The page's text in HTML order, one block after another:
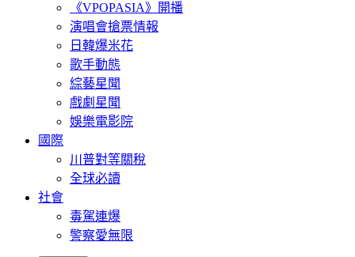
《VPOPASIA》開播
演唱會搶票情報
日韓爆米花
歌手動態
綜藝星聞
戲劇星聞
娛樂電影院
國際
川普對等關稅
全球必讀
社會
毒駕連爆
警察愛無限